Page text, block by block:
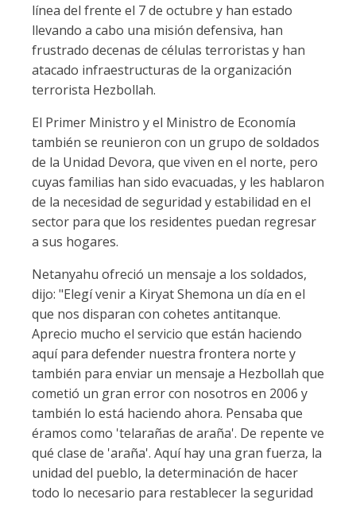
línea del frente el 7 de octubre y han estado
llevando a cabo una misión defensiva, han
frustrado decenas de células terroristas y han
atacado infraestructuras de la organización
terrorista Hezbollah.
El Primer Ministro y el Ministro de Economía
también se reunieron con un grupo de soldados
de la Unidad Devora, que viven en el norte, pero
cuyas familias han sido evacuadas, y les hablaron
de la necesidad de seguridad y estabilidad en el
sector para que los residentes puedan regresar
a sus hogares.
Netanyahu ofreció un mensaje a los soldados,
dijo: "Elegí venir a Kiryat Shemona un día en el
que nos disparan con cohetes antitanque.
Aprecio mucho el servicio que están haciendo
aquí para defender nuestra frontera norte y
también para enviar un mensaje a Hezbollah que
cometió un gran error con nosotros en 2006 y
también lo está haciendo ahora. Pensaba que
éramos como 'telarañas de araña'. De repente ve
qué clase de 'araña'. Aquí hay una gran fuerza, la
unidad del pueblo, la determinación de hacer
todo lo necesario para restablecer la seguridad